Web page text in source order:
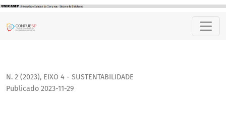
Vamos de bike: mobilidade sustentável no campus USP
N. 2 (2023), EIXO 4 - SUSTENTABILIDADE
Publicado 2023-11-29